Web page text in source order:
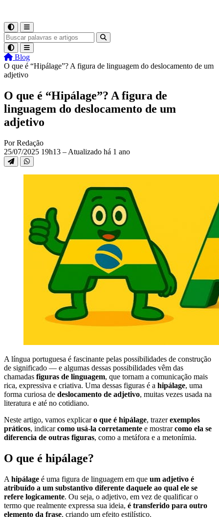
Blog
O que é “Hipálage”? A figura de linguagem do deslocamento de um
adjetivo
O que é “Hipálage”? A figura de
linguagem do deslocamento de um
adjetivo
Por Redação
25/07/2025 19h13 – Atualizado há 1 ano
A língua portuguesa é fascinante pelas possibilidades de construção
de significado — e algumas dessas possibilidades vêm das
chamadas figuras de linguagem, que tornam a comunicação mais
rica, expressiva e criativa. Uma dessas figuras é a hipálage, uma
forma curiosa de deslocamento de adjetivo, muitas vezes usada na
literatura e até no cotidiano.
Neste artigo, vamos explicaro que é hipálage, trazerexemplos
práticos, indicarcomo usá-la corretamente e mostrarcomo ela se
diferencia de outras figuras, como a metáfora e a metonímia.
O que é hipálage?
A hipálage é uma figura de linguagem em que um adjetivo é
atribuído a um substantivo diferente daquele ao qual ele se
refere logicamente. Ou seja, o adjetivo, em vez de qualificar o
termo que realmente expressa sua ideia, é transferido para outro
elemento da frase, criando um efeito estilístico.